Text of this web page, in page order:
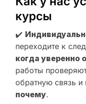
курсы
✔️
переходите к
когда уверенно
работы
обратную связь и
почему.